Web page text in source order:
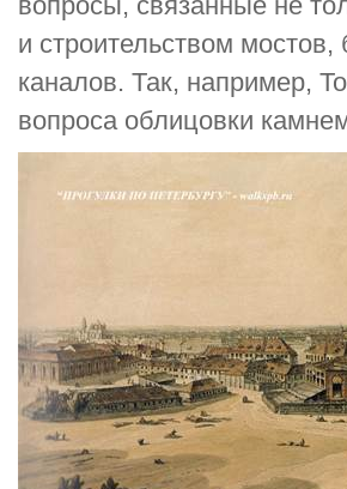
и строительством
каналов. Так, например,
вопроса облицовки